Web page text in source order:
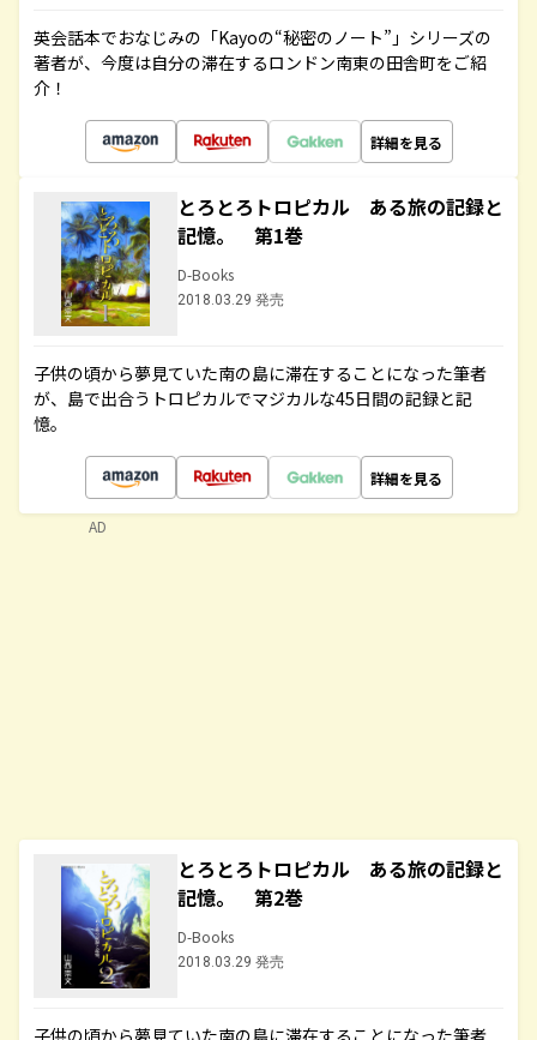
英会話本でおなじみの「Kayoの“秘密のノート”」シリーズの
著者が、今度は自分の滞在するロンドン南東の田舎町をご紹
介！
詳細を見る
とろとろトロピカル ある旅の記録と
記憶。 第1巻
D-Books
2018.03.29 発売
子供の頃から夢見ていた南の島に滞在することになった筆者
が、島で出合うトロピカルでマジカルな45日間の記録と記
憶。
詳細を見る
とろとろトロピカル ある旅の記録と
記憶。 第2巻
D-Books
2018.03.29 発売
子供の頃から夢見ていた南の島に滞在することになった筆者
AD